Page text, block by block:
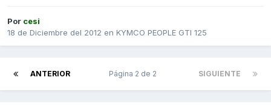
Por cesi
18 de Diciembre del 2012 en KYMCO PEOPLE GTI 125
ANTERIOR SIGUIENTE
Página 2 de 2